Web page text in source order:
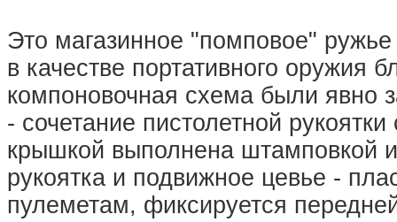
Это магазинное "помповое"
в качестве портативного оружия
компоновочная схема были явно
- сочетание пистолетной
крышкой выполнена штамповкой
рукоятка и подвижное цевье -
пулеметам, фиксируется